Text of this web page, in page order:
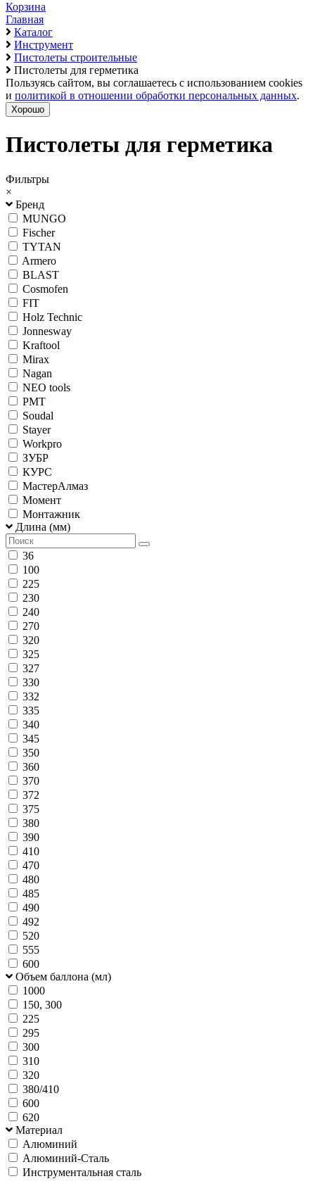
Корзина
Главная
Каталог
Инструмент
Пистолеты строительные
Пистолеты для герметика
Пользуясь сайтом, вы соглашаетесь с использованием cookies
и политикой в отношении обработки персональных данных.
Хорошо
Пистолеты для герметика
Фильтры
×
Бренд
MUNGO
Fischer
TYTAN
Armero
BLAST
Cosmofen
FIT
Holz Technic
Jonnesway
Kraftool
Mirax
Nagan
NEO tools
PMT
Soudal
Stayer
Workpro
ЗУБР
КУРС
МастерАлмаз
Момент
Монтажник
Длина (мм)
36
100
225
230
240
270
320
325
327
330
332
335
340
345
350
360
370
372
375
380
390
410
470
480
485
490
492
520
555
600
Объем баллона (мл)
1000
150, 300
225
295
300
310
320
380/410
600
620
Материал
Алюминий
Алюминий-Сталь
Инструментальная сталь